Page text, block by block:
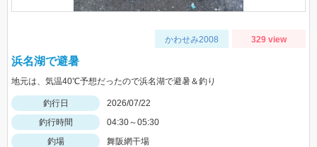
かわせみ2008 329 view
浜名湖で避暑
地元は、気温40℃予想だったので浜名湖で避暑＆釣り
釣行日
2026/07/22
釣行時間
04:30～05:30
釣場
舞阪網干場